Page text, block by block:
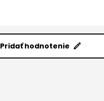
Pridať hodnotenie